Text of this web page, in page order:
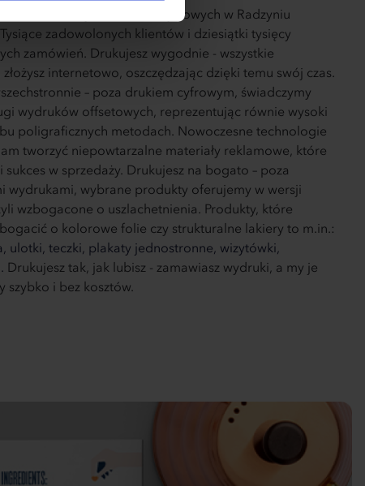
na tle innych drukarni cyfrowych w Radzyniu
zadowolonych klientów i dziesiątki tysięcy
zamówień. Drukujesz wygodnie - wszystkie
internetowo, oszczędzając dzięki temu swój czas.
– poza drukiem cyfrowym, świadczymy
wydruków offsetowych, reprezentując równie wysoki
poligraficznych metodach. Nowoczesne technologie
tworzyć niepowtarzalne materiały reklamowe, które
sukces w sprzedaży. Drukujesz na bogato – poza
wydrukami, wybrane produkty oferujemy w wersji
wzbogacone o uszlachetnienia. Produkty, które
o kolorowe folie czy strukturalne lakiery to m.in.:
ulotki, teczki, plakaty jednostronne, wizytówki,
Drukujesz tak, jak lubisz - zamawiasz wydruki, a my je
szybko i bez kosztów.